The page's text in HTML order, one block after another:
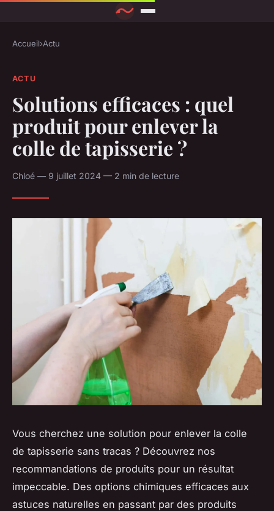
Accueil›Actu
ACTU
Solutions efficaces : quel
produit pour enlever la
colle de tapisserie ?
Chloé — 9 juillet 2024 — 2 min de lecture
Vous cherchez une solution pour enlever la colle
de tapisserie sans tracas ? Découvrez nos
recommandations de produits pour un résultat
impeccable. Des options chimiques efficaces aux
astuces naturelles en passant par des produits